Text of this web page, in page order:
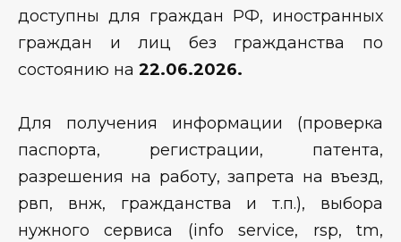
доступны для граждан РФ, иностранных
граждан и лиц без гражданства по
состоянию на 22.06.2026.
Для получения информации (проверка
паспорта, регистрации, патента,
разрешения на работу, запрета на въезд,
рвп, внж, гражданства и т.п.), выбора
нужного сервиса (info service, rsp, tm,